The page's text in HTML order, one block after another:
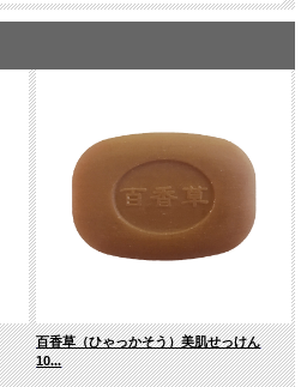
百香草（ひゃっかそう）美肌せっけん
10...